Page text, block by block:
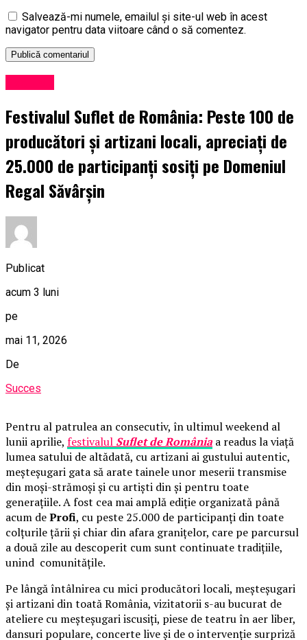
Salvează-mi numele, emailul și site-ul web în acest
navigator pentru data viitoare când o să comentez.
Festivalul Suflet de România: Peste 100 de
producători și artizani locali, apreciați de
25.000 de participanți sosiți pe Domeniul
Regal Săvârșin
Publicat
acum 3 luni
pe
mai 11, 2026
De
Succes
Pentru al patrulea an consecutiv, în ultimul weekend al
lunii aprilie, festivalul Suflet de România a readus la viață
lumea satului de altădată, cu artizani ai gustului autentic,
meșteșugari gata să arate tainele unor meserii transmise
din moși-strămoși și cu artiști din și pentru toate
generațiile. A fost cea mai amplă ediție organizată până
acum deProfi, cu peste 25.000 de participanți din toate
colțurile țării și chiar din afara granițelor, care pe parcursul
a două zile au descoperit cum sunt continuate tradițiile,
unind comunitățile.
Pe lângă întâlnirea cu mici producători locali, meșteșugari
și artizani din toată România, vizitatorii s-au bucurat de
ateliere cu meșteșugari iscusiți, piese de teatru în aer liber,
dansuri populare, concerte live și de o intervenție surpriză